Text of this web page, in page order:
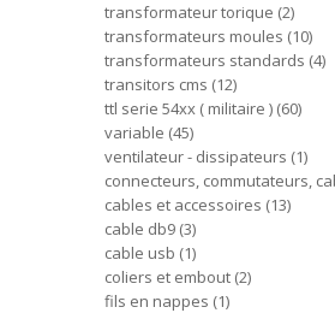
transformateur torique 2
transformateurs moules 10
transformateurs standards 4
transitors cms 12
ttl serie 54xx ( militaire ) 60
variable 45
ventilateur - dissipateurs 1
connecteurs, commutateurs,
cables et accessoires 13
cable db9 3
cable usb 1
coliers et embout 2
fils en nappes 1